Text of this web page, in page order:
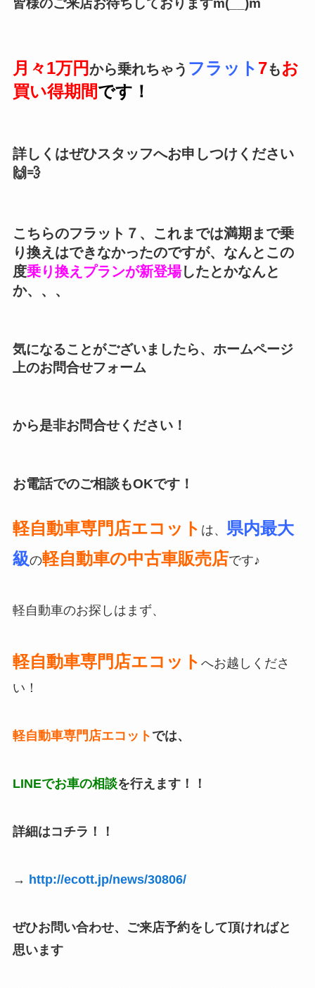
皆様のご来店お待ちしておりますm(__)m
月々1万円から乗れちゃう フラット 7もお
買い得期間です！
詳しくはぜひスタッフへお申しつけください
🙌💨
こちらのフラット７、これまでは満期まで乗
り換えはできなかったのですが、なんとこの
度乗り換えプランが新登場したとかなんと
か、、、
気になることがございましたら、ホームページ
上のお問合せフォーム
から是非お問合せください！
お電話でのご相談もOKです！
軽自動車専門店エコット は、
県内最大
級の軽自動車の中古車販売店です♪
軽自動車のお探しはまず、
軽自動車専門店エコット へお越しくださ
い！
軽自動車専門店エコット では、
LINEでお車の相談を行えます！！
詳細はコチラ！！
→ http://ecott.jp/news/30806/
ぜひお問い合わせ、ご来店予約をして頂ければと
思います